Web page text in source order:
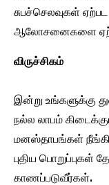
சுபச்செலவுகள்
ஆலோசனைகளை
விருச்சிகம்
இன்று உங்களுக்கு
நல்ல லாபம்
மனஸ்தாபங்கள்
புதிய பொறுப்புகள்
காணப்படுவீர்கள்.